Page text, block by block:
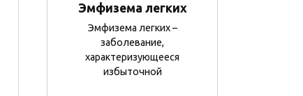
Эмфизема легких
Эмфизема легких –
заболевание,
характеризующееся
избыточной